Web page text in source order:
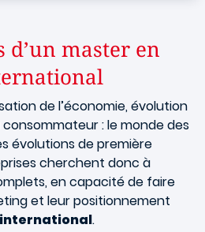
d’un master en
de l’économie, évolution
: le monde des
évolutions de première
cherchent donc à
en capacité de faire
et leur positionnement
.